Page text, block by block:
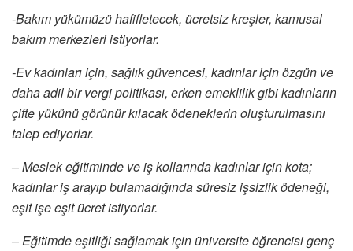
-Bakım yükümüzü hafifletecek, ücretsiz kreşler, kamusal
bakım merkezleri istiyorlar.
-Ev kadınları için, sağlık güvencesi, kadınlar için özgün ve
daha adil bir vergi politikası, erken emeklilik gibi kadınların
çifte yükünü görünür kılacak ödeneklerin oluşturulmasını
talep ediyorlar.
– Meslek eğitiminde ve iş kollarında kadınlar için kota;
kadınlar iş arayıp bulamadığında süresiz işsizlik ödeneği,
eşit işe eşit ücret istiyorlar.
– Eğitimde eşitliği sağlamak için üniversite öğrencisi genç